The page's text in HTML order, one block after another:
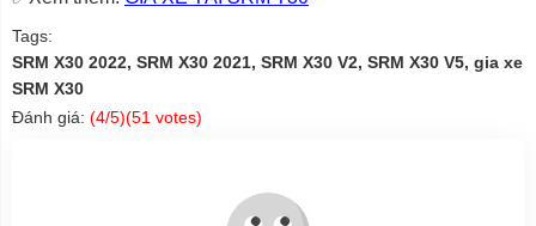
Tags:
SRM X30 2022, SRM X30 2021, SRM X30 V2, SRM X30 V5, gia xe
SRM X30
Đánh giá: (4/5)(51 votes)